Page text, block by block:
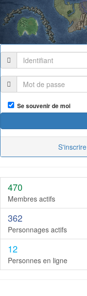
Se souvenir de moi
S'inscrire
470
Membres actifs
362
Personnages actifs
12
Personnes en ligne